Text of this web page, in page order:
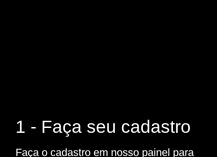
1 - Faça seu cadastro
Faça o cadastro em nosso painel para